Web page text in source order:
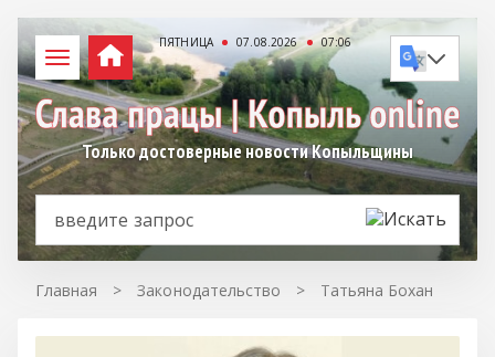
ПЯТНИЦА 07.08.2026 07:06
Только достоверные новости Копыльщины
Главная > Законодательство > Татьяна Бохан